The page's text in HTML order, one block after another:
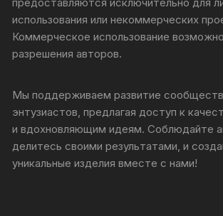
использования или некоммерческих
Коммерческое использование
разрешения авторов.
Мы поддерживаем развитие
энтузиастов, предлагая доступ к
и вдохновляющим идеям. Соблюдайте
делитесь своими результатами, и
уникальные изделия вместе с нами!